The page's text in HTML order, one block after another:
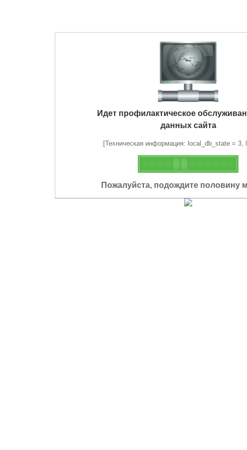
Идет профилактическое
данных сайта
[Техническая информация: local_db_state = 3,
Пожалуйста, подождите половину